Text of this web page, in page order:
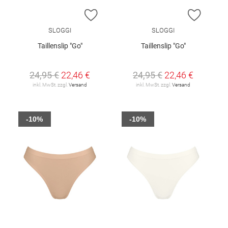
ZUR WUNSCHLISTE HINZUFÜGEN
SLOGGI
Taillenslip "Go"
24,95 € 22,46 €
inkl. MwSt. zzgl.Versand
ZUR
SLOGGI
Taillenslip "Go"
24,95 € 22,46 €
inkl. MwSt. zzgl.Versand
-10% -10%